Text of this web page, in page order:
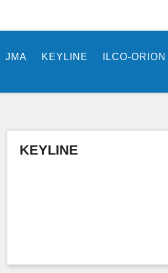
JMA KEYLINE ILCO-ORION
KEYLINE